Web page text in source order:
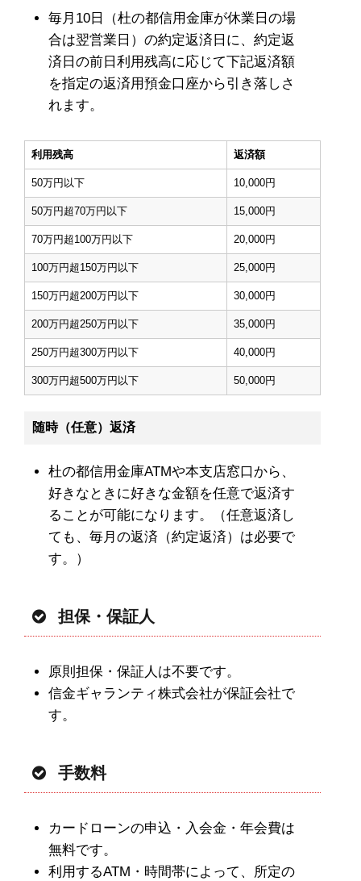
毎月10日（杜の都信用金庫が休業日の場
合は翌営業日）の約定返済日に、約定返
済日の前日利用残高に応じて下記返済額
を指定の返済用預金口座から引き落しさ
れます。
利用残高 返済額
50万円以下 10,000円
50万円超70万円以下 15,000円
70万円超100万円以下 20,000円
100万円超150万円以下 25,000円
150万円超200万円以下 30,000円
200万円超250万円以下 35,000円
250万円超300万円以下 40,000円
300万円超500万円以下 50,000円
随時（任意）返済
杜の都信用金庫ATMや本支店窓口から、
好きなときに好きな金額を任意で返済す
ることが可能になります。（任意返済し
ても、毎月の返済（約定返済）は必要で
す。）
担保・保証人
原則担保・保証人は不要です。
信金ギャランティ株式会社が保証会社で
す。
手数料
カードローンの申込・入会金・年会費は
無料です。
利用するATM・時間帯によって、所定の